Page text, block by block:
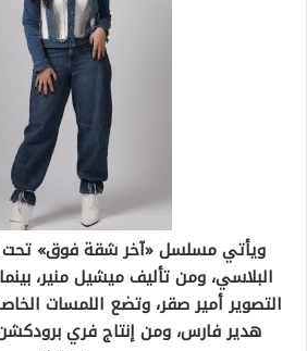
ويأتي مسلسل «آخر شقة فوق» تحت
البلاسي، ومن تأليف ميشيل منير،
التصوير أمير صقر، وتضع اللمسات
هدير فارس، ومن إنتاج فري